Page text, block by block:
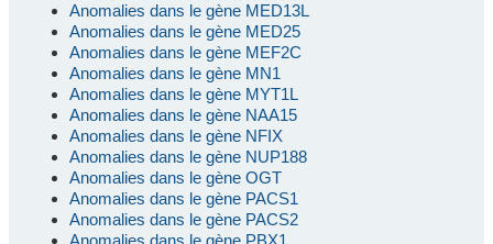
Anomalies dans le gène MED13L
Anomalies dans le gène MED25
Anomalies dans le gène MEF2C
Anomalies dans le gène MN1
Anomalies dans le gène MYT1L
Anomalies dans le gène NAA15
Anomalies dans le gène NFIX
Anomalies dans le gène NUP188
Anomalies dans le gène OGT
Anomalies dans le gène PACS1
Anomalies dans le gène PACS2
Anomalies dans le gène PBX1